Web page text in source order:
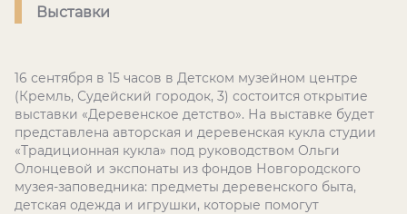
Выставки
16 сентября в 15 часов в Детском музейном центре
(Кремль, Судейский городок, 3) состоится открытие
выставки «Деревенское детство». На выставке будет
представлена авторская и деревенская кукла студии
«Традиционная кукла» под руководством Ольги
Олонцевой и экспонаты из фондов Новгородского
музея-заповедника: предметы деревенского быта,
детская одежда и игрушки, которые помогут